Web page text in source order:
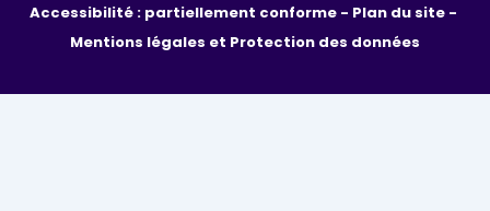
Accessibilité : partiellement conforme -
Mentions légales et Protection des données